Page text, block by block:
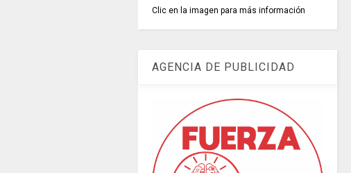
Clic en la imagen para más información
AGENCIA DE PUBLICIDAD